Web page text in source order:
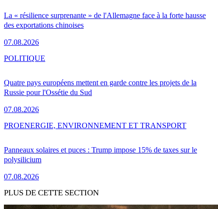
La « résilience surprenante » de l'Allemagne face à la forte hausse
des exportations chinoises
07.08.2026
Quatre pays européens mettent en garde contre les projets de la
Russie pour l'Ossétie du Sud
07.08.2026
POLITIQUE
Panneaux solaires et puces : Trump impose 15% de taxes sur le
polysilicium
07.08.2026
PROENERGIE, ENVIRONNEMENT ET TRANSPORT
PLUS DE CETTE SECTION